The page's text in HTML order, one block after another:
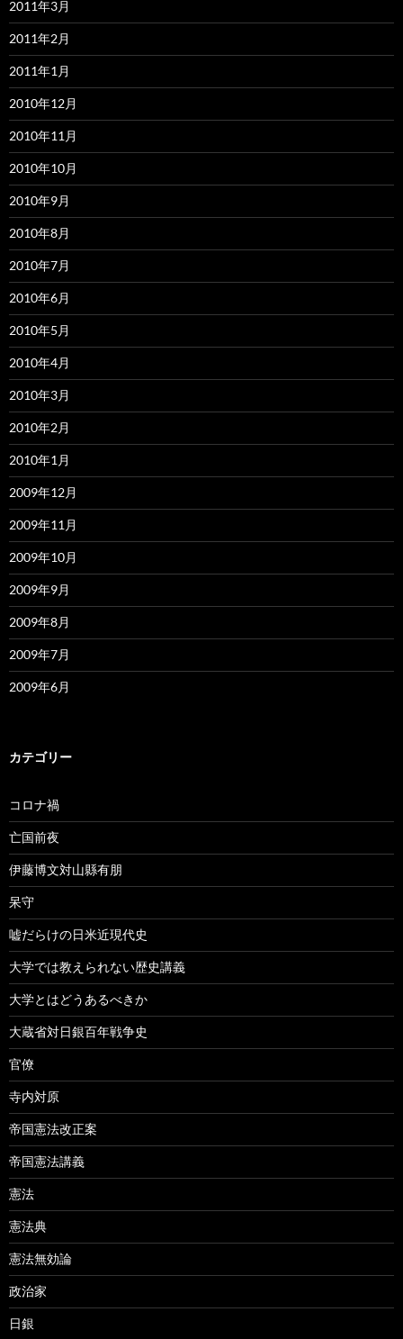
2011年3月
2011年2月
2011年1月
2010年12月
2010年11月
2010年10月
2010年9月
2010年8月
2010年7月
2010年6月
2010年5月
2010年4月
2010年3月
2010年2月
2010年1月
2009年12月
2009年11月
2009年10月
2009年9月
2009年8月
2009年7月
2009年6月
カテゴリー
コロナ禍
亡国前夜
伊藤博文対山縣有朋
呆守
嘘だらけの日米近現代史
大学では教えられない歴史講義
大学とはどうあるべきか
大蔵省対日銀百年戦争史
官僚
寺内対原
帝国憲法改正案
帝国憲法講義
憲法
憲法典
憲法無効論
政治家
日銀